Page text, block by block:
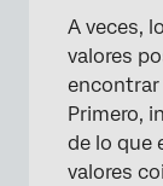
A veces,
valores
encontrar
Primero,
de lo que
valores